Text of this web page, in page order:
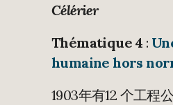
Célérier
Thématique 4 :
humaine hors
1903年有12 个工程